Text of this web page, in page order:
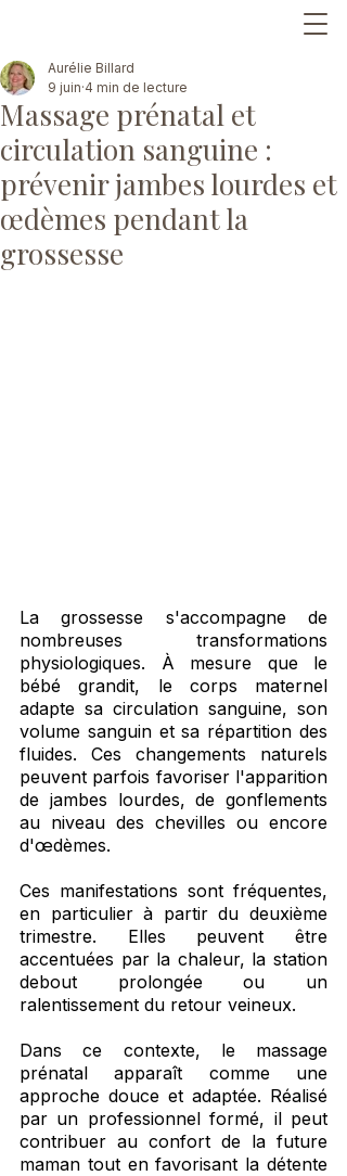
Massage prénatal et
circulation sanguine :
prévenir jambes lourdes et
œdèmes pendant la
grossesse
Aurélie Billard
9 juin 4 min de lecture
La grossesse s'accompagne de
nombreuses transformations
physiologiques. À mesure que le
bébé grandit, le corps maternel
adapte sa circulation sanguine, son
volume sanguin et sa répartition des
fluides. Ces changements naturels
peuvent parfois favoriser l'apparition
de jambes lourdes, de gonflements
au niveau des chevilles ou encore
d'œdèmes.
Ces manifestations sont fréquentes,
en particulier à partir du deuxième
trimestre. Elles peuvent être
accentuées par la chaleur, la station
debout prolongée ou un
ralentissement du retour veineux.
Dans ce contexte, le massage
prénatal apparaît comme une
approche douce et adaptée. Réalisé
par un professionnel formé, il peut
contribuer au confort de la future
maman tout en favorisant la détente